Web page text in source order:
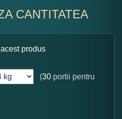
CANTITATEA
produs
(30 portii pentru